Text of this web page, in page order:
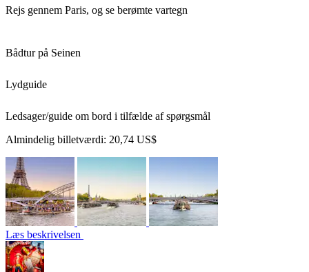
Rejs gennem Paris, og se berømte vartegn
Bådtur på Seinen
Lydguide
Ledsager/guide om bord i tilfælde af spørgsmål
Almindelig billetværdi: 20,74 US$
Læs beskrivelsen